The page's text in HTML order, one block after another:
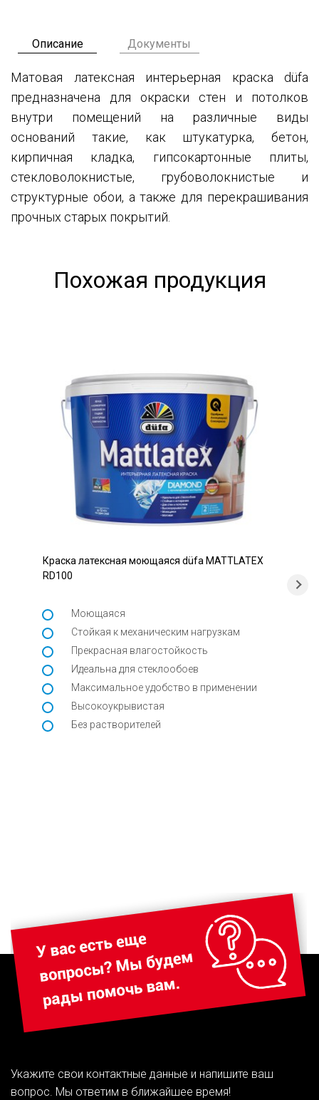
Описание Документы
Матовая латексная интерьерная краска düfa
предназначена для окраски стен и потолков
внутри помещений на различные виды
оснований такие, как штукатурка, бетон,
кирпичная кладка, гипсокартонные плиты,
стекловолокнистые, грубоволокнистые и
структурные обои, а также для перекрашивания
прочных старых покрытий.
Похожая продукция
Краска латексная моющаяся düfa MATTLATEX
RD100
Моющаяся
Стойкая к механическим нагрузкам
Прекрасная влагостойкость
Идеальна для стеклообоев
Максимальное удобство в применении
Высокоукрывистая
Без растворителей
Укажите свои контактные данные и напишите ваш
вопрос. Мы ответим в ближайшее время!